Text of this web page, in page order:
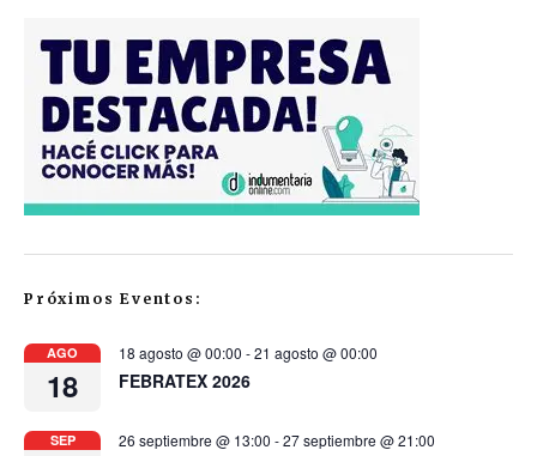
Próximos Eventos:
AGO
18
18 agosto @ 00:00 -21 agosto @ 00:00
FEBRATEX 2026
SEP 26 septiembre @ 13:00 -27 septiembre @ 21:00